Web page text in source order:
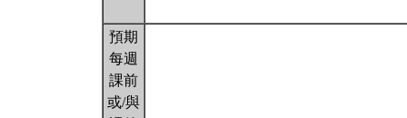
預期
每週
課前
或/與